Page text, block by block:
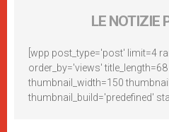
LE NOTIZIE
[wpp post_type='post' limit=4
order_by='views'
thumbnail_width=150
thumbnail_build='predefined'